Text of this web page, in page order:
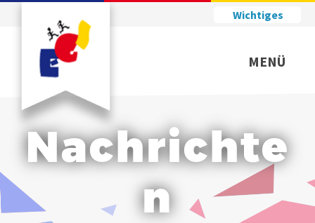
Wichtiges
MENÜ
Nachrichte
n